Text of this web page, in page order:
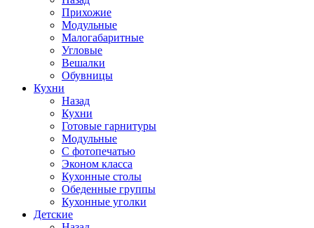
Прихожие
Модульные
Малогабаритные
Угловые
Вешалки
Обувницы
Кухни
Назад
Кухни
Готовые гарнитуры
Модульные
С фотопечатью
Эконом класса
Кухонные столы
Обеденные группы
Кухонные уголки
Детские